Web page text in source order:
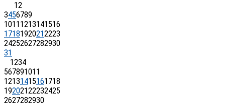
12
3456789
1011 1213141516
17181920212223
24252627282930
31
1234
567891011
12131415161718
19202122232425
2627282930